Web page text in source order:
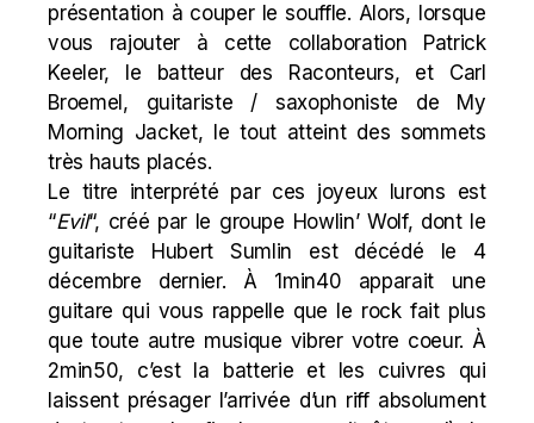
présentation à couper le souffle. Alors, lorsque
vous rajouter à cette collaboration Patrick
Keeler, le batteur des Raconteurs, et Carl
Broemel, guitariste / saxophoniste de My
Morning Jacket, le tout atteint des sommets
très hauts placés.
Le titre interprété par ces joyeux lurons est
“Evil“, créé par le groupe Howlin’ Wolf, dont le
guitariste Hubert Sumlin est décédé le 4
décembre dernier. À 1min40 apparait une
guitare qui vous rappelle que le rock fait plus
que toute autre musique vibrer votre coeur. À
2min50, c’est la batterie et les cuivres qui
laissent présager l’arrivée d’un riff absolument